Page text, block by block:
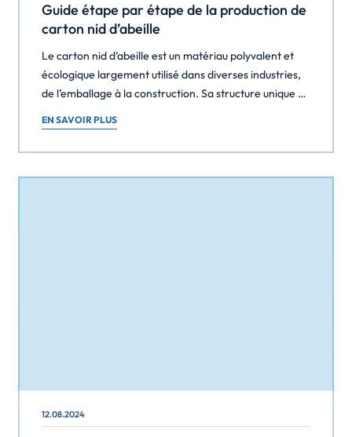
Guide étape par étape de la production de
carton nid d’abeille
Le carton nid d’abeille est un matériau polyvalent et
écologique largement utilisé dans diverses industries,
de l’emballage à la construction. Sa structure unique en
exceptionnelles tout en étant léger et durable. Dans
cet article, nous explorerons le processus de
EN SAVOIR PLUS
12.08.2024